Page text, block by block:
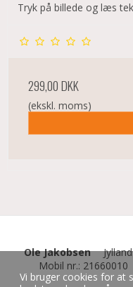
Vi bruger cookies for at
Tryk på billede og læs
299,00 DKK
(ekskl. moms)
Ole Jakobsen
Mobil nr.: 21660010